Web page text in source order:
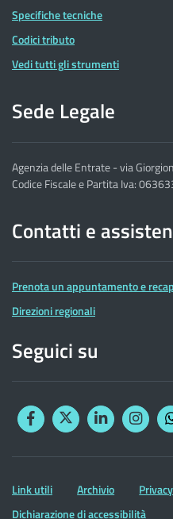
Specifiche tecniche
Codici tributo
Vedi tutti gli strumenti
Sede Legale
Agenzia delle Entrate - via
Codice Fiscale e Partita Iva:
Contatti e
Prenota un appuntamento e
Direzioni regionali
Seguici su
FacebookTwitterLinkedin
Altre
informazioni
Link utili Archivio
Dichiarazione di accessibilità